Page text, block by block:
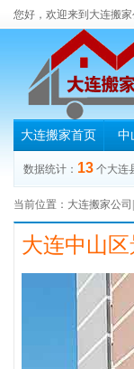
您好，欢迎来到大连搬
大连搬家首页 中
数据统计： 13 个大连
当前位置： 大连搬家公
大连中山